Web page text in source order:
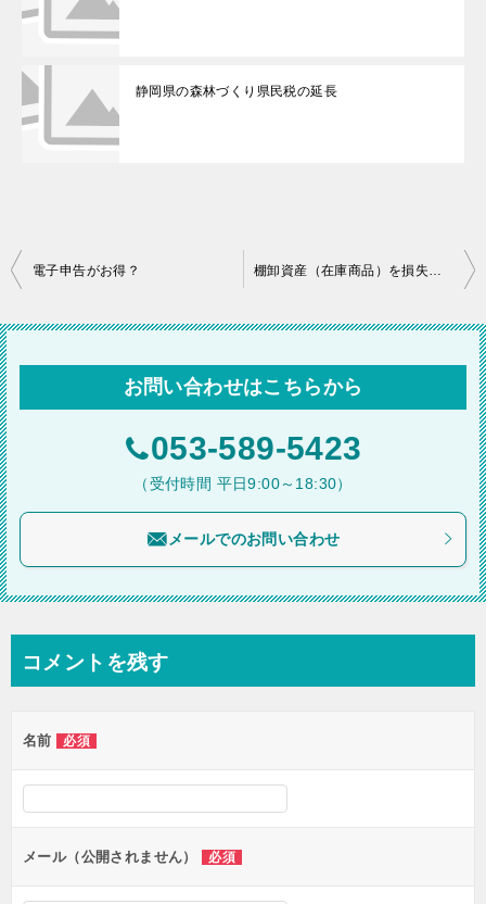
静岡県の森林づくり県民税の延長
投
ナ
ビ
ゲ
ョ
電子申告がお得？ 棚卸資産（在庫商品）を損失計上するために必要なこと！
お問い合わせはこちらから
053-589-5423
（受付時間 平日9:00～18:30）
メールでのお問い合わせ
コメントを残す
名前 必須
メール（公開されません） 必須